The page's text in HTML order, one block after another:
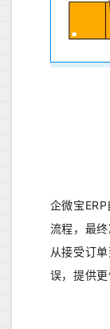
企微宝
流程，最
从接受订
误，提供